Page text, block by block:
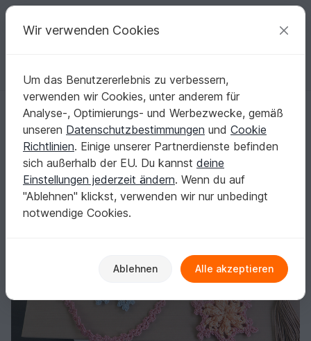
Deine kreativen Ideen
Deutsch | € (EUR) einloggen Kostenlos registrieren
Startseite Häkeln Diverses Schnell gehäkelt
Lesezeichen, Geschenkband "Kleine Flocke" - Häkelanleitung
Lesezeichen, Geschenkband "Kleine Flocke" -
Häkelanleitung
Wir verwenden Cookies
Um das Benutzererlebnis zu verbessern,
verwenden wir Cookies, unter anderem für
Analyse-, Optimierungs- und Werbezwecke, gemäß
unseren Datenschutzbestimmungen und Cookie
Richtlinien. Einige unserer Partnerdienste befinden
sich außerhalb der EU. Du kannst deine
Einstellungen jederzeit ändern. Wenn du auf
"Ablehnen" klickst, verwenden wir nur unbedingt
notwendige Cookies.
Ablehnen Alle akzeptieren